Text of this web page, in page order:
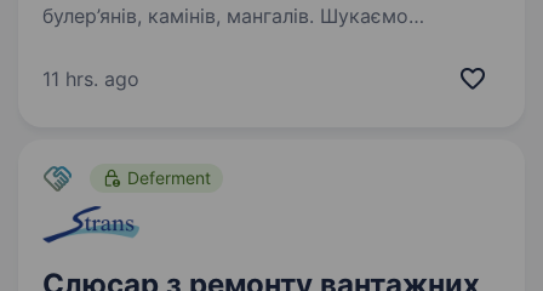
булер’янів, камінів, мангалів. Шукаємо
на виробництво та складання
11 hrs. ago
Deferment